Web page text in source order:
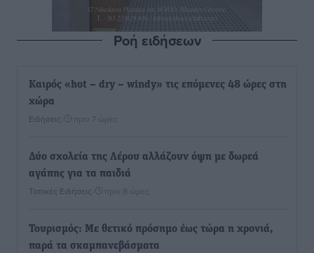
Ροή ειδήσεων
Καιρός «hot – dry – windy» τις επόμενες 48 ώρες στη
χώρα
Ειδήσεις πριν 7 ώρες
Δύο σχολεία της Λέρου αλλάζουν όψη με δωρεά
αγάπης για τα παιδιά
Τοπικές Ειδήσεις πριν 8 ώρες
Τουρισμός: Με θετικό πρόσημο έως τώρα η χρονιά,
παρά τα σκαμπανεβάσματα